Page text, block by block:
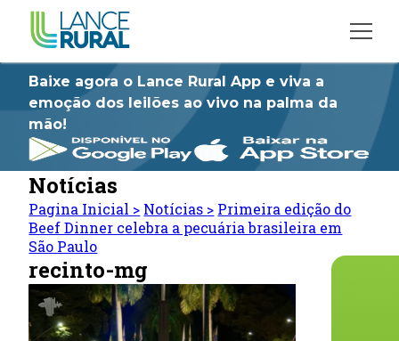
Baixe agora o Lance Rural App e viva a
emoção dos leilões ao vivo na palma da
mão!
Notícias
Pagina Inicial > Notícias > Primeira edição do
Beef Dinner celebra a pecuária brasileira em
São Paulo
recinto-mg